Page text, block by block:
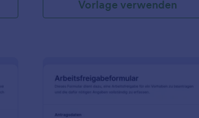
Vorlage verwenden